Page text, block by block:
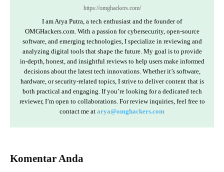
https://omghackers.com/
I am Arya Putra, a tech enthusiast and the founder of
OMGHackers.com. With a passion for cybersecurity, open-source
software, and emerging technologies, I specialize in reviewing and
analyzing digital tools that shape the future. My goal is to provide
in-depth, honest, and insightful reviews to help users make informed
decisions about the latest tech innovations. Whether it’s software,
hardware, or security-related topics, I strive to deliver content that is
both practical and engaging. If you’re looking for a dedicated tech
reviewer, I’m open to collaborations. For review inquiries, feel free to
contact me at arya@omghackers.com
Komentar Anda